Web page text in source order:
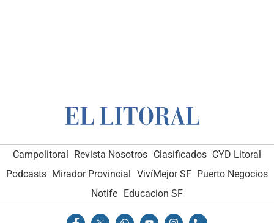
Campolitoral Revista Nosotros Clasificados CYD Litoral
Podcasts Mirador Provincial VivíMejor SF Puerto Negocios
Notife Educacion SF